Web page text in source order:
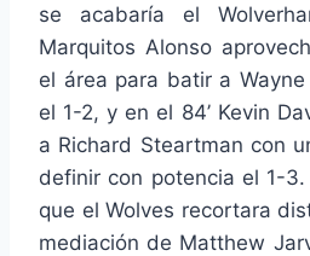
se acabaría el
Marquitos Alonso
el área para batir a
el 1-2, y en el 84’ Kevin
a Richard Steartman con
definir con potencia el 1-
que el Wolves recortara
mediación de Matthew